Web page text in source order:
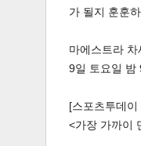
가 될지 훈훈
마에스트라
9일 토요일 밤
[스포츠투데
<가장 가까이